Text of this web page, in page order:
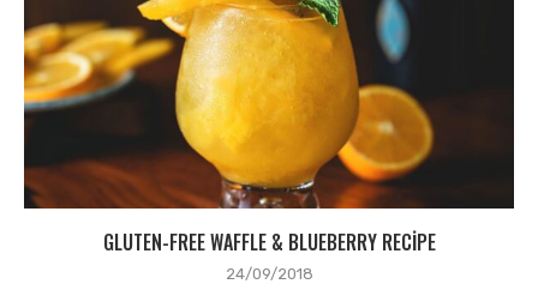
GLUTEN-FREE WAFFLE & BLUEBERRY RECIPE
24/09/2018